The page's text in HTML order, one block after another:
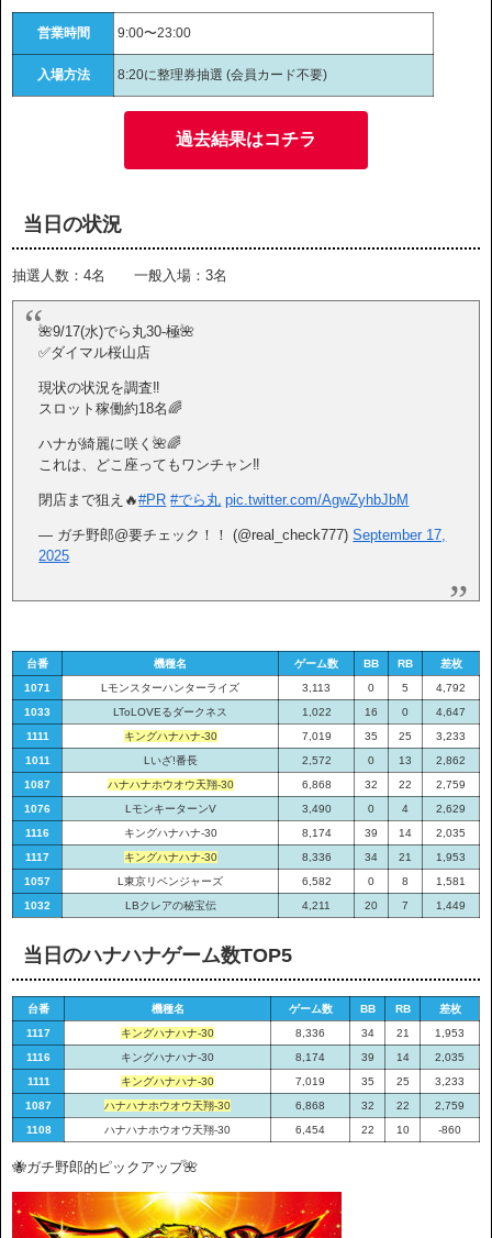
営業時間 9:00〜23:00
入場方法 8:20に整理券抽選 (会員カード不要)
過去結果はコチラ
当日の状況
抽選人数：4名 一般入場：3名
🌺9/17(水)でら丸30-極🌺
✅ダイマル桜山店
現状の状況を調査‼️
スロット稼働約18名🌈
ハナが綺麗に咲く🌺🌈
これは、どこ座ってもワンチャン‼️
閉店まで狙え🔥#PR #でら丸 pic.twitter.com/AgwZyhbJbM
— ガチ野郎@要チェック！！ (@real_check777)September 17,
2025
台番 機種名 ゲーム数 BB RB
差枚
1071
Lモンスターハンターライズ 3,113 0 5
4,792
1033
LToLOVEるダークネス 1,022 16 0
4,647
1111
キングハナハナ-30 7,019 35 25
3,233
1011
Lいざ!番長 2,572 0 13
2,862
1087
ハナハナホウオウ天翔-30 6,868 32 22
2,759
1076
LモンキーターンV 3,490 0 4
2,629
1116
キングハナハナ-30 8,174 39 14
2,035
1117
キングハナハナ-30 8,336 34 21
1,953
1057
L東京リベンジャーズ 6,582 0 8
1,581
1032
LBクレアの秘宝伝 4,211 20 7 1,449
当日のハナハナゲーム数TOP5
台番 機種名 ゲーム数 BB RB
差枚
1117
キングハナハナ-30 8,336 34 21
1,953
1116
キングハナハナ-30 8,174 39 14
2,035
1111
キングハナハナ-30 7,019 35 25
3,233
1087
ハナハナホウオウ天翔-30 6,868 32 22
2,759
1108
ハナハナホウオウ天翔-30 6,454 22 10 -860
🐝ガチ野郎的ピックアップ🌺